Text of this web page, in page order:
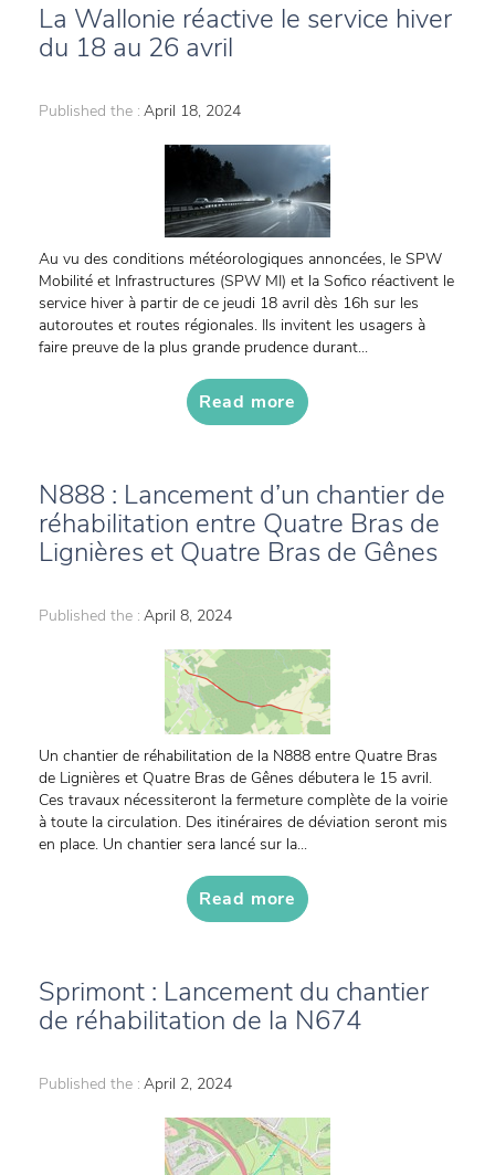
La Wallonie réactive le service hiver
du 18 au 26 avril
Published the : April 18, 2024
Au vu des conditions météorologiques annoncées, le SPW
Mobilité et Infrastructures (SPW MI) et la Sofico réactivent le
service hiver à partir de ce jeudi 18 avril dès 16h sur les
autoroutes et routes régionales. Ils invitent les usagers à
faire preuve de la plus grande prudence durant...
Read more
N888 : Lancement d’un chantier de
réhabilitation entre Quatre Bras de
Lignières et Quatre Bras de Gênes
Published the : April 8, 2024
Un chantier de réhabilitation de la N888 entre Quatre Bras
de Lignières et Quatre Bras de Gênes débutera le 15 avril.
Ces travaux nécessiteront la fermeture complète de la voirie
à toute la circulation. Des itinéraires de déviation seront mis
en place. Un chantier sera lancé sur la...
Read more
Sprimont : Lancement du chantier
de réhabilitation de la N674
Published the : April 2, 2024